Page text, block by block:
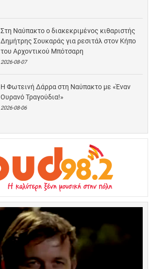
Στη Ναύπακτο ο διακεκριμένος κιθαριστής
Δημήτρης Σουκαράς για ρεσιτάλ στον Κήπο
του Αρχοντικού Μπότσαρη
2026-08-07
Η Φωτεινή Δάρρα στη Ναύπακτο με «Έναν
Ουρανό Τραγούδια!»
2026-08-06